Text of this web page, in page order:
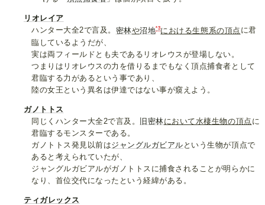
リオレイア
ハンター大全2で言及。 密林や沼地*3における生態系の頂点 に君
臨しているようだが、
実は両フィールドとも夫であるリオレウスが登場しない。
つまりはリオレウスの力を借りるまでもなく頂点捕食者として
君臨する力があるという事であり、
陸の女王という異名は伊達ではない事が窺えよう。
ガノトトス
同じくハンター大全2で言及。 旧密林において水棲生物の頂点 に
君臨するモンスターである。
ガノトトス発見以前はジャングルガビアル という生物が頂点で
あると考えられていたが、
ジャングルガビアルがガノトトスに捕食されることが明らかに
なり、首位交代になったという経緯がある。
ティガレックス